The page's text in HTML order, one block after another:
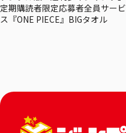
定期購読者限定応募者全員サービ
ス『ONE PIECE』BIGタオル